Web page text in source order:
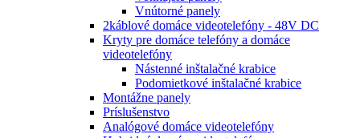
Vnútorné panely
2káblové domáce videotelefóny - 48V DC
Kryty pre domáce telefóny a domáce
videotelefóny
Nástenné inštalačné krabice
Podomietkové inštalačné krabice
Montážne panely
Príslušenstvo
Analógové domáce videotelefóny